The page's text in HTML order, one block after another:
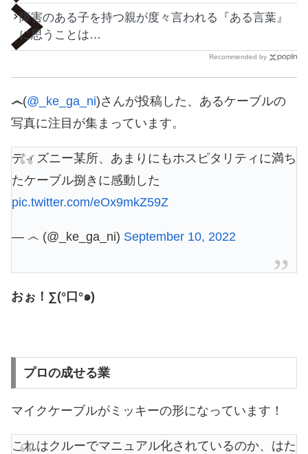
障害のある子を持つ親が度々言われる『ある言葉』
に思うことは…
Recommended by
෴(@_ke_ga_ni)さんが投稿した、あるケーブルの
写真に注目が集まっています。
ディズニー某所、あまりにもホスピタリティに満ち
たケーブル捌きに感動した
pic.twitter.com/eOx9mkZ59Z
— ෴ (@_ke_ga_ni) September 10, 2022
おぉ！∑(°口°๑)
プロの成せる業
マイクケーブルがミッキーの形になっています！
これはクルーでマニュアル化されているのか、はた